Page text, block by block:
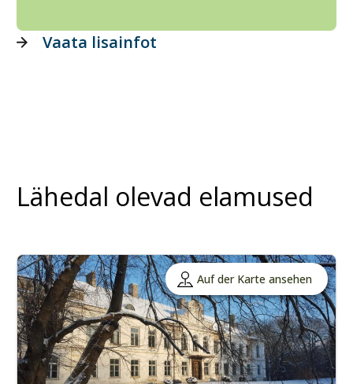
Vaata lisainfot
Lähedal olevad elamused
Auf der Karte ansehen